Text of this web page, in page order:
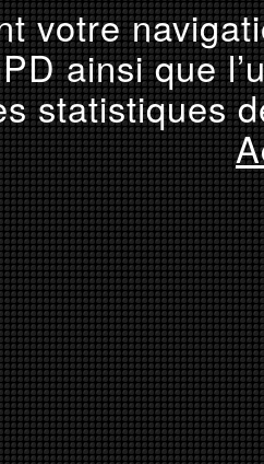
votre
ainsi que
statistiques